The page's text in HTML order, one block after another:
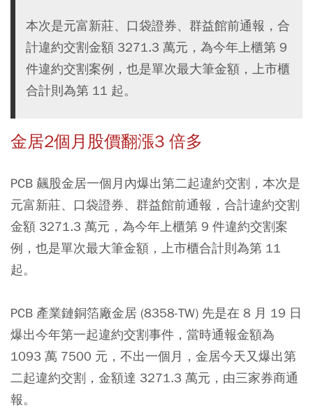
本次是元富新莊、口袋證券、群益館前通報，合
計違約交割金額 3271.3 萬元，為今年上櫃第 9
件違約交割案例，也是單次最大筆金額，上市櫃
合計則為第 11 起。
金居2個月股價翻漲3 倍多
PCB 飆股金居一個月內爆出第二起違約交割，本次是
元富新莊、口袋證券、群益館前通報，合計違約交割
金額 3271.3 萬元，為今年上櫃第 9 件違約交割案
例，也是單次最大筆金額，上市櫃合計則為第 11
起。
PCB 產業鏈銅箔廠金居 (8358-TW) 先是在 8 月 19 日
爆出今年第一起違約交割事件，當時通報金額為
1093 萬 7500 元，不出一個月，金居今天又爆出第
二起違約交割，金額達 3271.3 萬元，由三家券商通
報。